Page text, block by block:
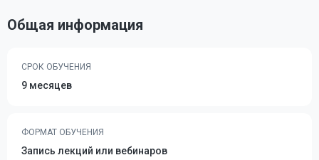
Общая информация
СРОК ОБУЧЕНИЯ
9 месяцев
ФОРМАТ ОБУЧЕНИЯ
Запись лекций или вебинаров